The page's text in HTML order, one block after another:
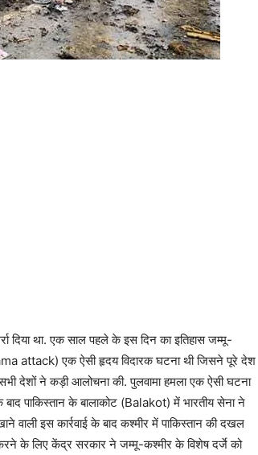
दिया था. एक साल पहले के इस दिन का इतिहास जम्मू-
attack) एक ऐसी हृदय विदारक घटना थी जिसने पूरे देश
देशों ने कड़ी आलोचना की. पुलवामा हमला एक ऐसी घटना
पाकिस्तान के बालाकोट (Balakot) में भारतीय सेना ने
वाली इस कार्रवाई के बाद कश्मीर में पाकिस्तान की दखल
के लिए केंद्र सरकार ने जम्मू-कश्मीर के विशेष दर्जे को